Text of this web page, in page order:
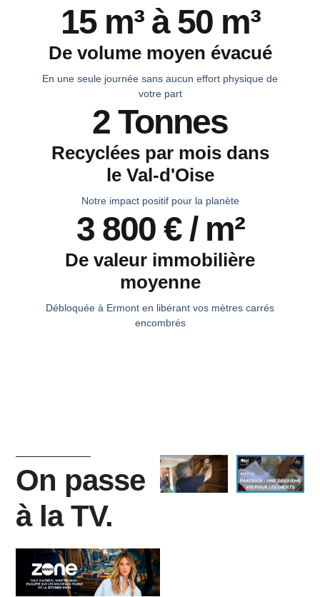
15 m³ à 50 m³
De volume moyen évacué
En une seule journée sans aucun effort physique de
votre part
2 Tonnes
Recyclées par mois dans
le Val-d'Oise
Notre impact positif pour la planète
3 800 € / m²
De valeur immobilière
moyenne
Débloquée à Ermont en libérant vos mètres carrés
encombrés
On passe
à la TV.